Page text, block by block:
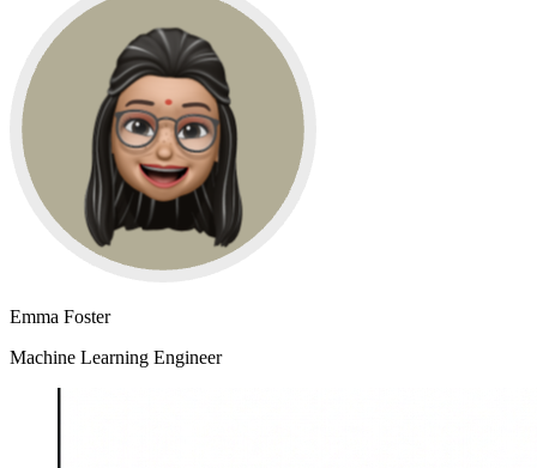
Emma Foster
Machine Learning Engineer